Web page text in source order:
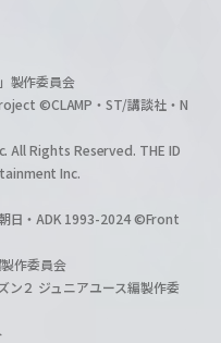
製作委員会
©CLAMP・ST/講談社・N
All Rights Reserved. THE ID
Inc.
日・ADK 1993-2024 ©Front
作委員会
２ ジュニアユース編製作委